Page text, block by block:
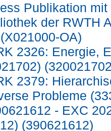
Publikation
der RWTH
OA)
2326: Energie,
2379:
Probleme
- EXC
(390621612)